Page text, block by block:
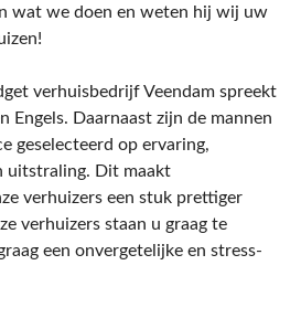
wat we doen en weten hij wij uw
verhuisbedrijf Veendam spreekt
Engels. Daarnaast zijn de mannen
geselecteerd op ervaring,
uitstraling. Dit maakt
verhuizers een stuk prettiger
verhuizers staan u graag te
een onvergetelijke en stress-